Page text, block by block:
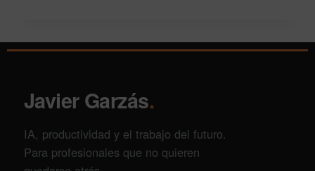
Javier Garzás.
IA, productividad y el trabajo del futuro.
Para profesionales que no quieren